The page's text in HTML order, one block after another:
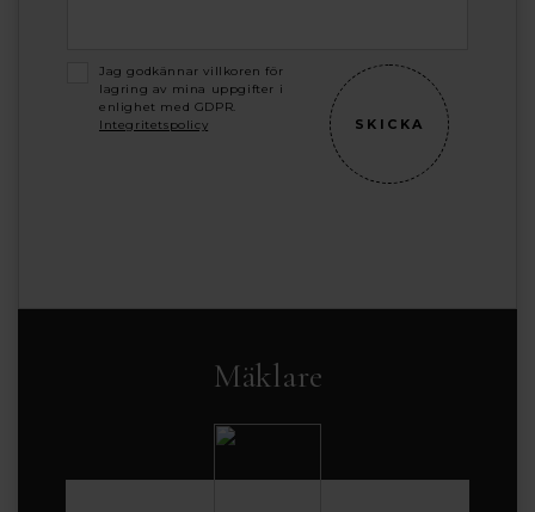
Jag godkännar villkoren för
lagring av mina uppgifter i
enlighet med GDPR.
Integritetspolicy
Mäklare